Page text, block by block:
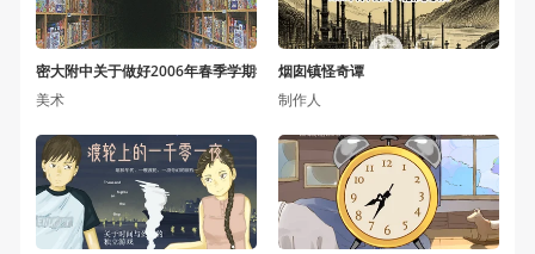
密大附中关于做好2006年春季学期学生返校工作通知
美术
烟囱镇怪奇谭
制作人